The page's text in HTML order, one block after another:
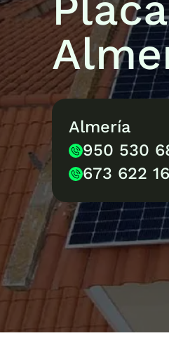
Almería
950 530
673 622